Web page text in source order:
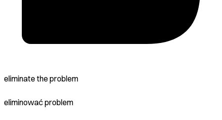
eliminate the problem
eliminować problem